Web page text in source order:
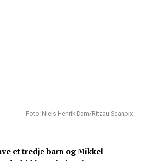
Foto: Niels Henrik Dam/Ritzau Scanpix
et tredje barn og Mikkel